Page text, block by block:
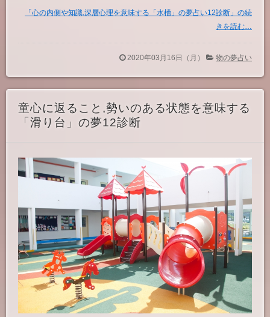
「心の内側や知識,深層心理を意味する「水槽」の夢占い12診断」の続
きを読む…
2020年03月16日（月） 物の夢占い
童心に返ること,勢いのある状態を意味する
「滑り台」の夢12診断